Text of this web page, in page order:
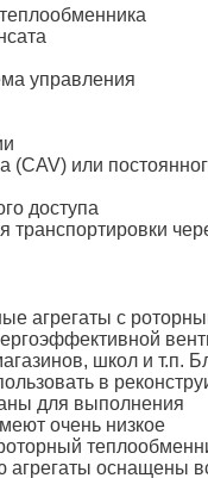
управления
(CAV) или
доступа
транспортировки
агрегаты с
школ и т.п.
в
для выполнения
очень низкое
агрегаты оснащены